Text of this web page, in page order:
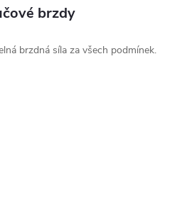
brzdy
brzdná síla za všech podmínek.